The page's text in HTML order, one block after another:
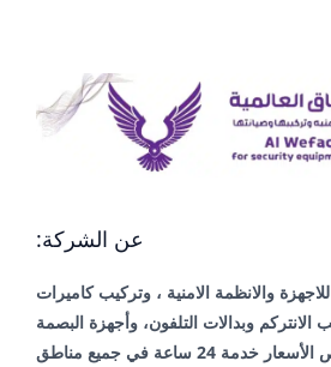
عن الشركة:
والانظمة الامنية ، وتركيب كاميرات
الانتركم وبدالات التلفون، وأجهزة البصمة
والحماية الأمنية بأرخص الأسعار خدمة 24 ساعة في جميع مناطق